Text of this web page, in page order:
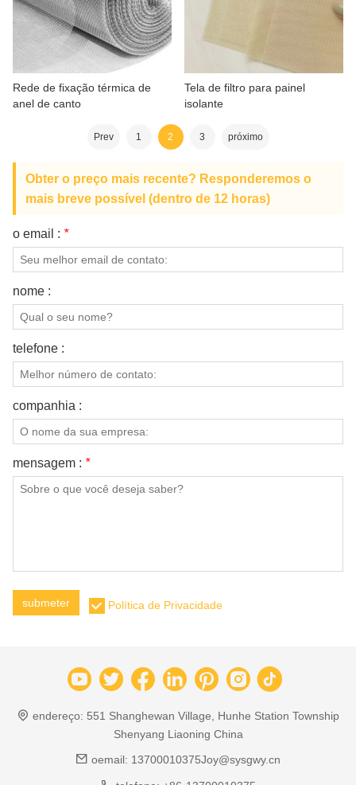
Rede de fixação térmica de
anel de canto
Tela de filtro para painel
isolante
Prev 1 2 3 próximo
Obter o preço mais recente? Responderemos o
mais breve possível (dentro de 12 horas)
o email : *
nome :
telefone :
companhia :
mensagem : *
submeter Política de Privacidade
endereço: 551 Shanghewan Village, Hunhe Station Township
Shenyang Liaoning China
oemail: 13700010375Joy@sysgwy.cn